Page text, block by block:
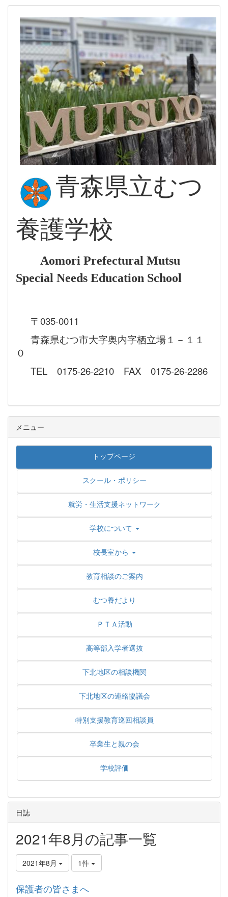
青森県立むつ
養護学校
Aomori Prefectural Mutsu
Special Needs Education School
〒035-0011
青森県むつ市大字奥内字栖立場１－１１
０
TEL 0175-26-2210 FAX 0175-26-2286
メニュー
トップページ
スクール・ポリシー
就労・生活支援ネットワーク
学校について
校長室から
教育相談のご案内
むつ養だより
ＰＴＡ活動
高等部入学者選抜
下北地区の相談機関
下北地区の連絡協議会
特別支援教育巡回相談員
卒業生と親の会
学校評価
日誌
2021年8月の記事一覧
2021年8月 1件
保護者の皆さまへ